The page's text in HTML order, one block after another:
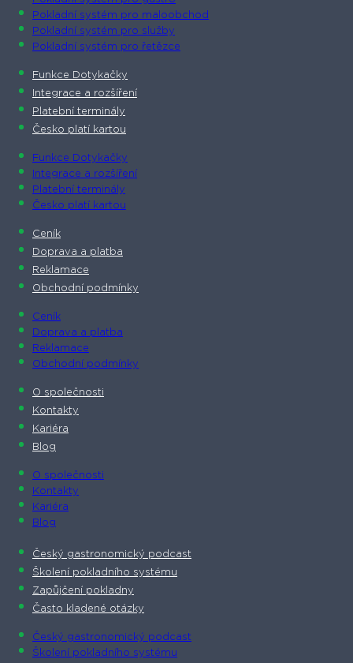
Pokladní systém pro maloobchod
Pokladní systém pro služby
Pokladní systém pro řetězce
Funkce Dotykačky
Integrace a rozšíření
Platební terminály
Česko platí kartou
Funkce Dotykačky
Integrace a rozšíření
Platební terminály
Česko platí kartou
Ceník
Doprava a platba
Reklamace
Obchodní podmínky
Ceník
Doprava a platba
Reklamace
Obchodní podmínky
O společnosti​
Kontakty
Kariéra
Blog
O společnosti​
Kontakty
Kariéra
Blog
Český gastronomický podcast​
Školení pokladního systému
Zapůjčení pokladny
Často kladené otázky
Český gastronomický podcast​
Školení pokladního systému